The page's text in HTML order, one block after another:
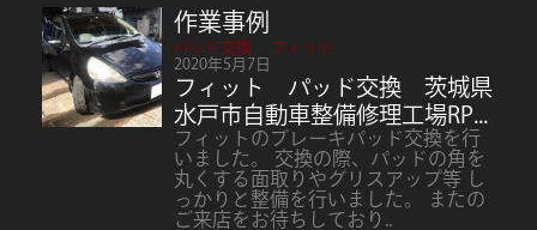
作業事例
パッド交換
フィット
2020年5月7日
フィット パッド交換 茨城県
水戸市自動車整備修理工場RP...
フィットのブレーキパッド交換を行
いました。 交換の際、パッドの角を
丸くする面取りやグリスアップ等 し
っかりと整備を行いました。 またの
ご来店をお待ちしており..